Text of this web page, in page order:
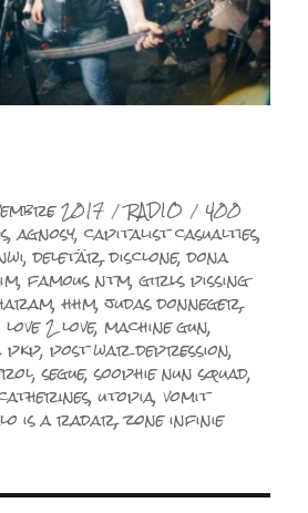
2017 Catégories
RADIO Étiquettes
400
,agnosy,capitalist casualties,
,deletär,disclone,dona
,famous ntm,girls pissing
,hhm,judas donneger,
love 2 love,machine gun,
,pkp,post war depression,
,segue,soophie nun squad,
,utopia,vomit
is a radar,zone infinie